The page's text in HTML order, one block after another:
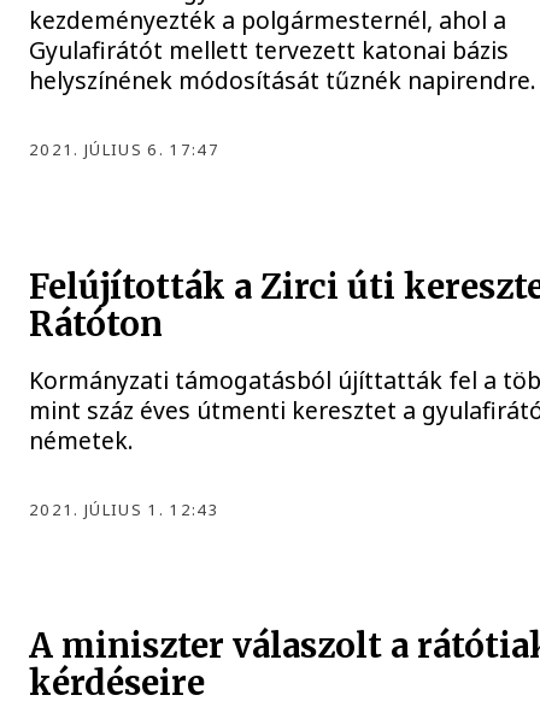
kezdeményezték a polgármesternél, ahol a
Gyulafirátót mellett tervezett katonai bázis
helyszínének módosítását tűznék napirendre.
2021. JÚLIUS 6. 17:47
Felújították a Zirci úti
Rátóton
Kormányzati támogatásból újíttatták fel a
mint száz éves útmenti keresztet a
németek.
2021. JÚLIUS 1. 12:43
A miniszter válaszolt a
kérdéseire